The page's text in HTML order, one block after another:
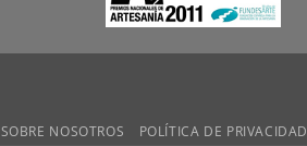
SOBRE NOSOTROS POLÍTICA DE PRIVACIDAD